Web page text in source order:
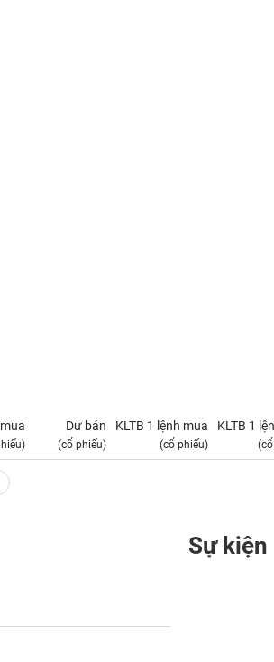
Dư bán
(cổ phiếu)
KLTB 1 lệnh mua
(cổ phiếu)
KLTB 1
Sự kiện